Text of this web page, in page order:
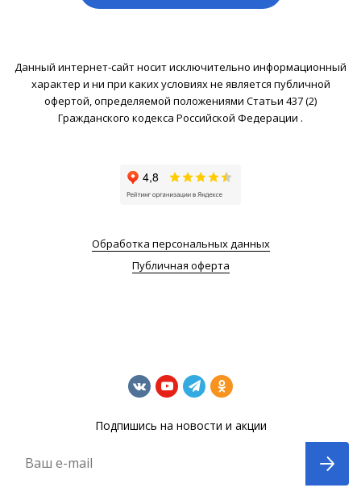
Данный интернет-сайт носит исключительно информационный
характер и ни при каких условиях не является публичной
офертой, определяемой положениями Статьи 437 (2)
Гражданского кодекса Российской Федерации .
Обработка персональных данных
Публичная оферта
Подпишись на новости и акции
Ваш e-mail